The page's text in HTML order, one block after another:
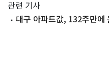
관련 기사
대구 아파트값, 132주만